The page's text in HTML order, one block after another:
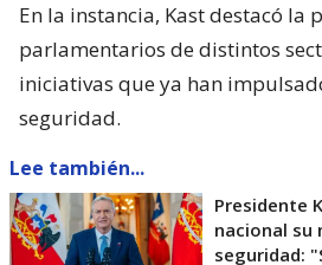
En la instancia, Kast destacó la
parlamentarios de distintos
iniciativas que ya han
seguridad.
Lee también...
Presidente
nacional su
seguridad: